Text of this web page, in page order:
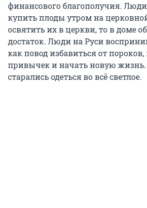
финансового благополучия.
купить плоды утром на
освятить их в церкви, то в доме
достаток. Люди на Руси
как повод избавиться от
привычек и начать новую жизнь.
старались одеться во всё светлое.